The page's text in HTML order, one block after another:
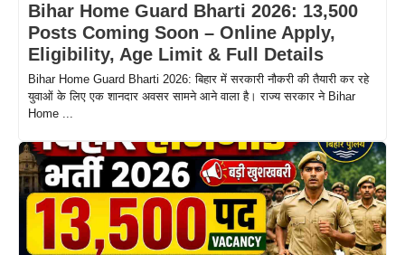
Bihar Home Guard Bharti 2026: 13,500
Posts Coming Soon – Online Apply,
Eligibility, Age Limit & Full Details
Bihar Home Guard Bharti 2026: बिहार में सरकारी नौकरी की तैयारी कर रहे
युवाओं के लिए एक शानदार अवसर सामने आने वाला है। राज्य सरकार ने Bihar
Home ...